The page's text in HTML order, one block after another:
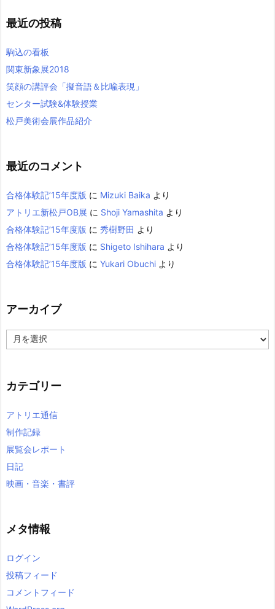
最近の投稿
駒込の看板
関東新象展2018
笑顔の講評会「擬音語＆比喩表現」
センター試験&体験授業
松戸美術会展作品紹介
最近のコメント
合格体験記’15年度版 に Mizuki Baika より
アトリエ新松戸OB展 に Shoji Yamashita より
合格体験記’15年度版 に 秀樹野田 より
合格体験記’15年度版 に Shigeto Ishihara より
合格体験記’15年度版 に Yukari Obuchi より
アーカイブ
ー
ブ
カテゴリー
アトリエ通信
制作記録
展覧会レポート
日記
映画・音楽・書評
メタ情報
ログイン
投稿フィード
コメントフィード